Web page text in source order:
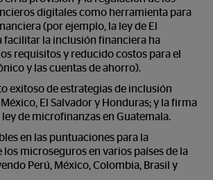
digitales como herramienta para
(por ejemplo, la ley de El
facilitar la inclusión financiera ha
requisitos y reducido costos para el
y las cuentas de ahorro).
exitoso de estrategias de inclusión
El Salvador y Honduras; y la firma
ley de microfinanzas en Guatemala.
en las puntuaciones para la
los microseguros en varios países de la
Perú, México, Colombia, Brasil y